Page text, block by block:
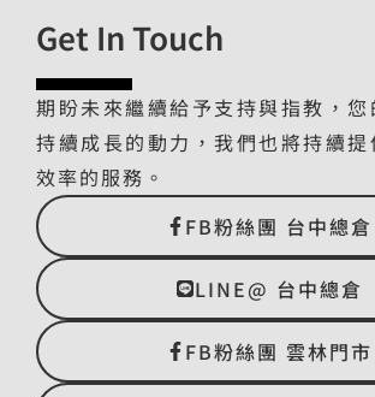
Get In Touch
期盼未來繼續給予支持與指教，您
持續成長的動力，我們也將持續提
效率的服務。
FB粉絲團 台中總倉
LINE@ 台中總倉
FB粉絲團 雲林門市